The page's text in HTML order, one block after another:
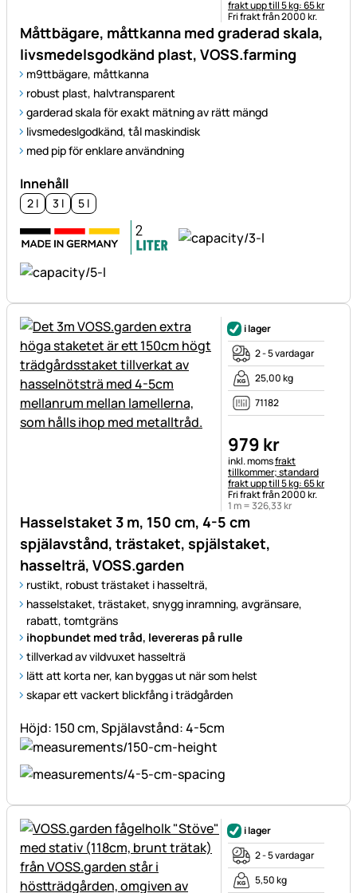
Måttbägare, måttkanna med graderad skala,
livsmedelsgodkänd plast, VOSS.farming
m9ttbägare, måttkanna
robust plast, halvtransparent
garderad skala för exakt mätning av rätt mängd
livsmedeslgodkänd, tål maskindisk
med pip för enklare användning
Innehåll
2 l 3 l 5 l
frakt upp till 5 kg: 65 kr
Fri frakt från 2000 kr.
Hasselstaket 3 m, 150 cm, 4-5 cm
spjälavstånd, trästaket, spjälstaket,
hasselträ, VOSS.garden
rustikt, robust trästaket i hasselträ,
hasselstaket, trästaket, snygg inramning, avgränsare,
rabatt, tomtgräns
ihopbundet med tråd, levereras på rulle
tillverkad av vildvuxet hasselträ
lätt att korta ner, kan byggas ut när som helst
skapar ett vackert blickfång i trädgården
Höjd: 150 cm, Spjälavstånd: 4-5cm
i lager
2 - 5 vardagar
25,00 kg
71182
979 kr
Skatteinformation:
inkl. momsfrakt
tillkommer; standard
frakt upp till 5 kg: 65 kr
Fri frakt från 2000 kr.
1 m =326,33kr
i lager
2 - 5 vardagar
5,50 kg